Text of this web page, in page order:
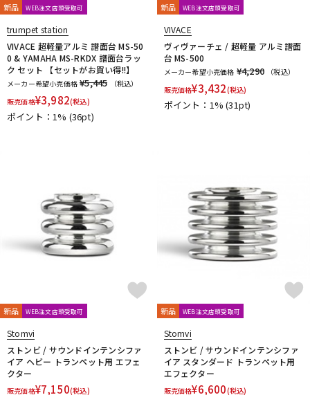
新品 WEB注文店頭受取可
trumpet station
VIVACE 超軽量アルミ 譜面台 MS-50
0 & YAMAHA MS-RKDX 譜面台ラッ
ク セット 【セットがお買い得!!】
メーカー希望小売価格 ¥5,445
（税込）
販売価格¥3,982(税込)
ポイント：1% (36pt)
新品 WEB注文店頭受取可
VIVACE
ヴィヴァーチェ / 超軽量 アルミ譜面
台 MS-500
メーカー希望小売価格 ¥4,290
（税込）
販売価格¥3,432(税込)
ポイント：1%(31pt)
新品 WEB注文店頭受取可
Stomvi
ストンビ / サウンドインテンシファ
イア ヘビー トランペット用 エフェ
クター
販売価格¥7,150(税込)
新品 WEB注文店頭受取可
Stomvi
ストンビ / サウンドインテンシファ
イア スタンダード トランペット用
エフェクター
販売価格¥6,600(税込)